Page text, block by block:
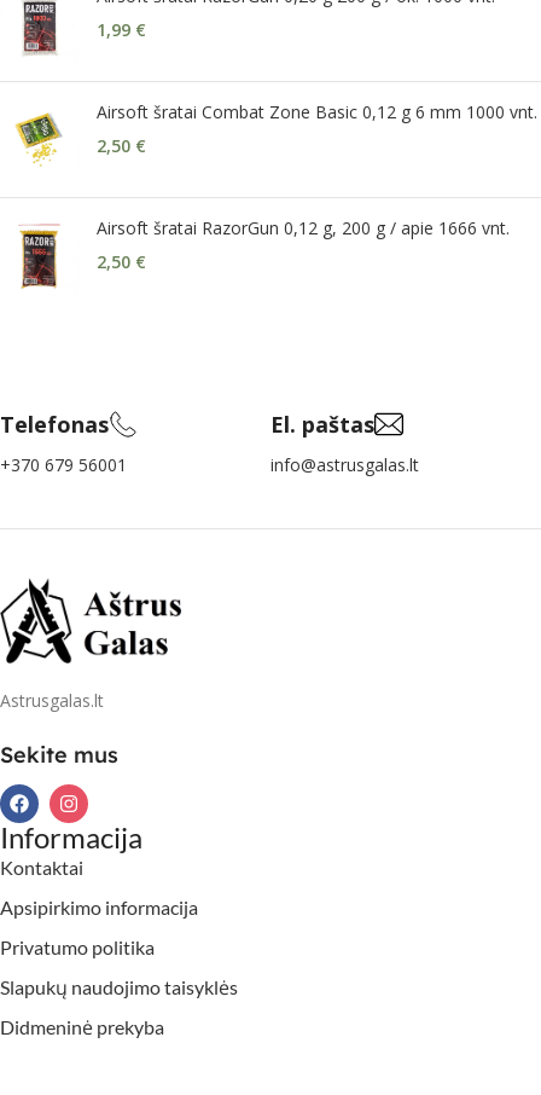
1,99 €
Airsoft šratai Combat Zone Basic 0,12 g 6 mm 1000 vnt.
2,50 €
Airsoft šratai RazorGun 0,12 g, 200 g / apie 1666 vnt.
2,50 €
Telefonas
+370 679 56001
El. paštas
info@astrusgalas.lt
Astrusgalas.lt
Sekite mus
Informacija
Kontaktai
Apsipirkimo informacija
Privatumo politika
Slapukų naudojimo taisyklės
Didmeninė prekyba